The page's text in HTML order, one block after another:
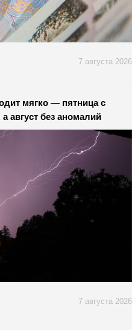
7 августа 2026
мягко — пятница с
август без аномалий
7 августа 2026